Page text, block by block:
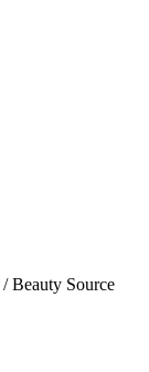
/Beauty Source